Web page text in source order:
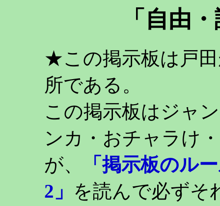
「自由
★この掲示板は戸
所である。
この掲示板はジャ
ンカ・おチャラけ
が、
「掲示板のル
2」 を読んで必ずそ